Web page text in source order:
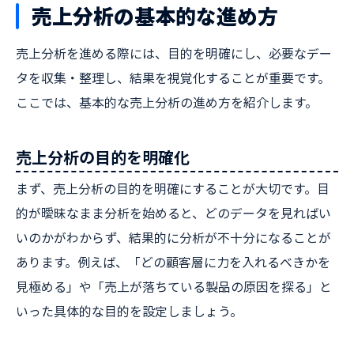
売上分析の基本的な進め方
売上分析を進める際には、目的を明確にし、必要なデー
タを収集・整理し、結果を視覚化することが重要です。
ここでは、基本的な売上分析の進め方を紹介します。
売上分析の目的を明確化
まず、売上分析の目的を明確にすることが大切です。目
的が曖昧なまま分析を始めると、どのデータを見ればい
いのかがわからず、結果的に分析が不十分になることが
あります。例えば、「どの顧客層に力を入れるべきかを
見極める」や「売上が落ちている製品の原因を探る」と
いった具体的な目的を設定しましょう。